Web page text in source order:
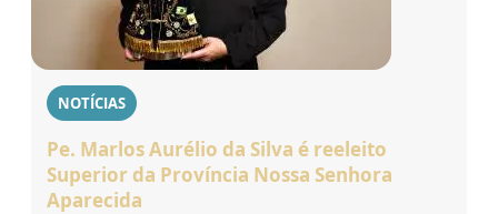
NOTÍCIAS
Pe. Marlos Aurélio da Silva é reeleito
Superior da Província Nossa Senhora
Aparecida